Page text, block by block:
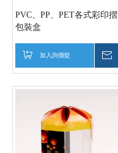
PVC、PP、PET各式彩印摺
包裝盒
加入詢價籃